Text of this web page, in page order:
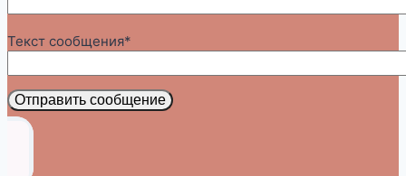
Текст сообщения*
Отправить сообщение